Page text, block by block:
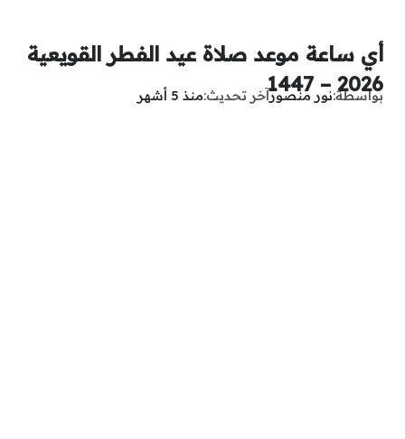
أي ساعة موعد صلاة عيد الفطر القويعية
2026 – 1447
بواسطة نور منصورآخر تحديث منذ 5 أشهر